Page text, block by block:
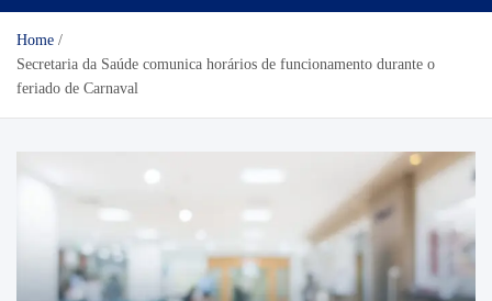
Home
Secretaria da Saúde comunica horários de funcionamento durante o
feriado de Carnaval